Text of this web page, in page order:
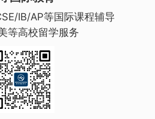
IB/AP等国际课程辅导
等高校留学服务